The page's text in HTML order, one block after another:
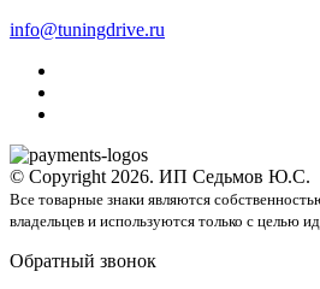
info@tuningdrive.ru
© Copyright 2026. ИП Седьмов Ю.С.
Все товарные знаки являются
владельцев и используются только с целью
Обратный звонок